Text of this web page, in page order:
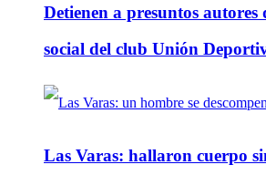
Detienen a presuntos autores
social del club Unión
Las Varas: hallaron cuerpo